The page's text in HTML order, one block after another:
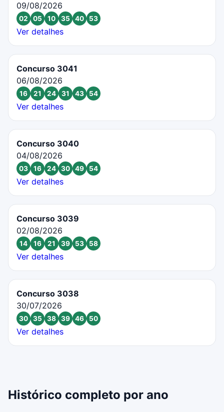
09/08/2026
02 05 10 35 40 53
Ver detalhes
Concurso 3041
06/08/2026
16 21 24 31 43 54
Ver detalhes
Concurso 3040
04/08/2026
03 16 24 30 49 54
Ver detalhes
Concurso 3039
02/08/2026
14 16 21 39 53 58
Ver detalhes
Concurso 3038
30/07/2026
30 35 38 39 46 50
Ver detalhes
Histórico completo por ano